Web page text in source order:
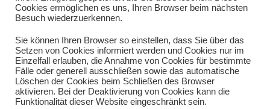
Cookies ermöglichen es uns, Ihren Browser beim nächsten
Besuch wiederzuerkennen.
Sie können Ihren Browser so einstellen, dass Sie über das
Setzen von Cookies informiert werden und Cookies nur im
Einzelfall erlauben, die Annahme von Cookies für bestimmte
Fälle oder generell ausschließen sowie das automatische
Löschen der Cookies beim Schließen des Browser
aktivieren. Bei der Deaktivierung von Cookies kann die
Funktionalität dieser Website eingeschränkt sein.